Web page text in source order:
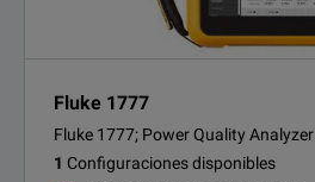
Fluke 1777
Fluke 1777; Power Quality Analyzer
1 Configuraciones disponibles